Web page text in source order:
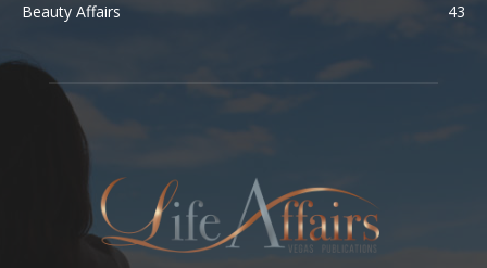
Beauty Affairs
43